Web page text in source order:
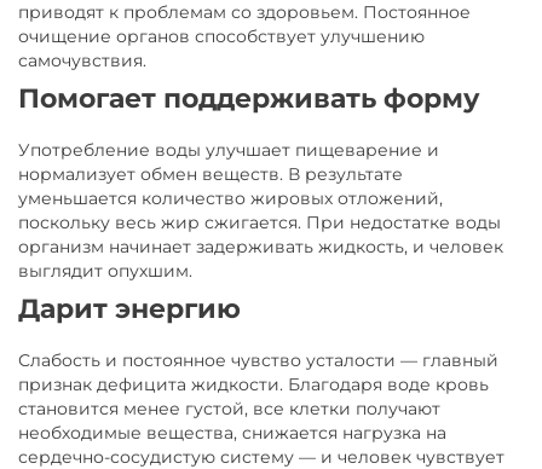
приводят к проблемам со здоровьем. Постоянное
очищение органов способствует улучшению
самочувствия.
Помогает поддерживать форму
Употребление воды улучшает пищеварение и
нормализует обмен веществ. В результате
уменьшается количество жировых отложений,
поскольку весь жир сжигается. При недостатке воды
организм начинает задерживать жидкость, и человек
выглядит опухшим.
Дарит энергию
Слабость и постоянное чувство усталости — главный
признак дефицита жидкости. Благодаря воде кровь
становится менее густой, все клетки получают
необходимые вещества, снижается нагрузка на
сердечно-сосудистую систему — и человек чувствует